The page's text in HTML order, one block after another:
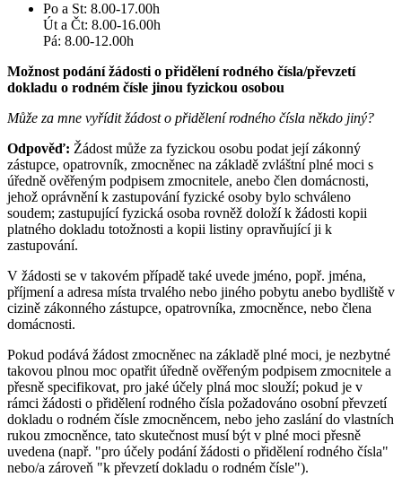
Po a St: 8.00-17.00h
Út a Čt: 8.00-16.00h
Pá: 8.00-12.00h
Možnost podání žádosti o přidělení rodného čísla/převzetí
dokladu o rodném čísle jinou fyzickou osobou
Může za mne vyřídit žádost o přidělení rodného čísla někdo jiný?
Odpověď: Žádost může za fyzickou osobu podat její zákonný
zástupce, opatrovník, zmocněnec na základě zvláštní plné moci s
úředně ověřeným podpisem zmocnitele, anebo člen domácnosti,
jehož oprávnění k zastupování fyzické osoby bylo schváleno
soudem; zastupující fyzická osoba rovněž doloží k žádosti kopii
platného dokladu totožnosti a kopii listiny opravňující ji k
zastupování.
V žádosti se v takovém případě také uvede jméno, popř. jména,
příjmení a adresa místa trvalého nebo jiného pobytu anebo bydliště v
cizině zákonného zástupce, opatrovníka, zmocněnce, nebo člena
domácnosti.
Pokud podává žádost zmocněnec na základě plné moci, je nezbytné
takovou plnou moc opatřit úředně ověřeným podpisem zmocnitele a
přesně specifikovat, pro jaké účely plná moc slouží; pokud je v
rámci žádosti o přidělení rodného čísla požadováno osobní převzetí
dokladu o rodném čísle zmocněncem, nebo jeho zaslání do vlastních
rukou zmocněnce, tato skutečnost musí být v plné moci přesně
uvedena (např. "pro účely podání žádosti o přidělení rodného čísla"
nebo/a zároveň "k převzetí dokladu o rodném čísle").